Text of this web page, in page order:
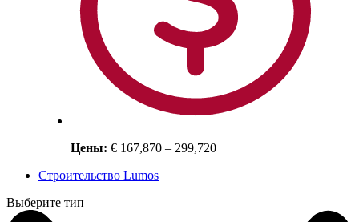
Цены: € 167,870 – 299,720
Строительство Lumos
Выберите тип